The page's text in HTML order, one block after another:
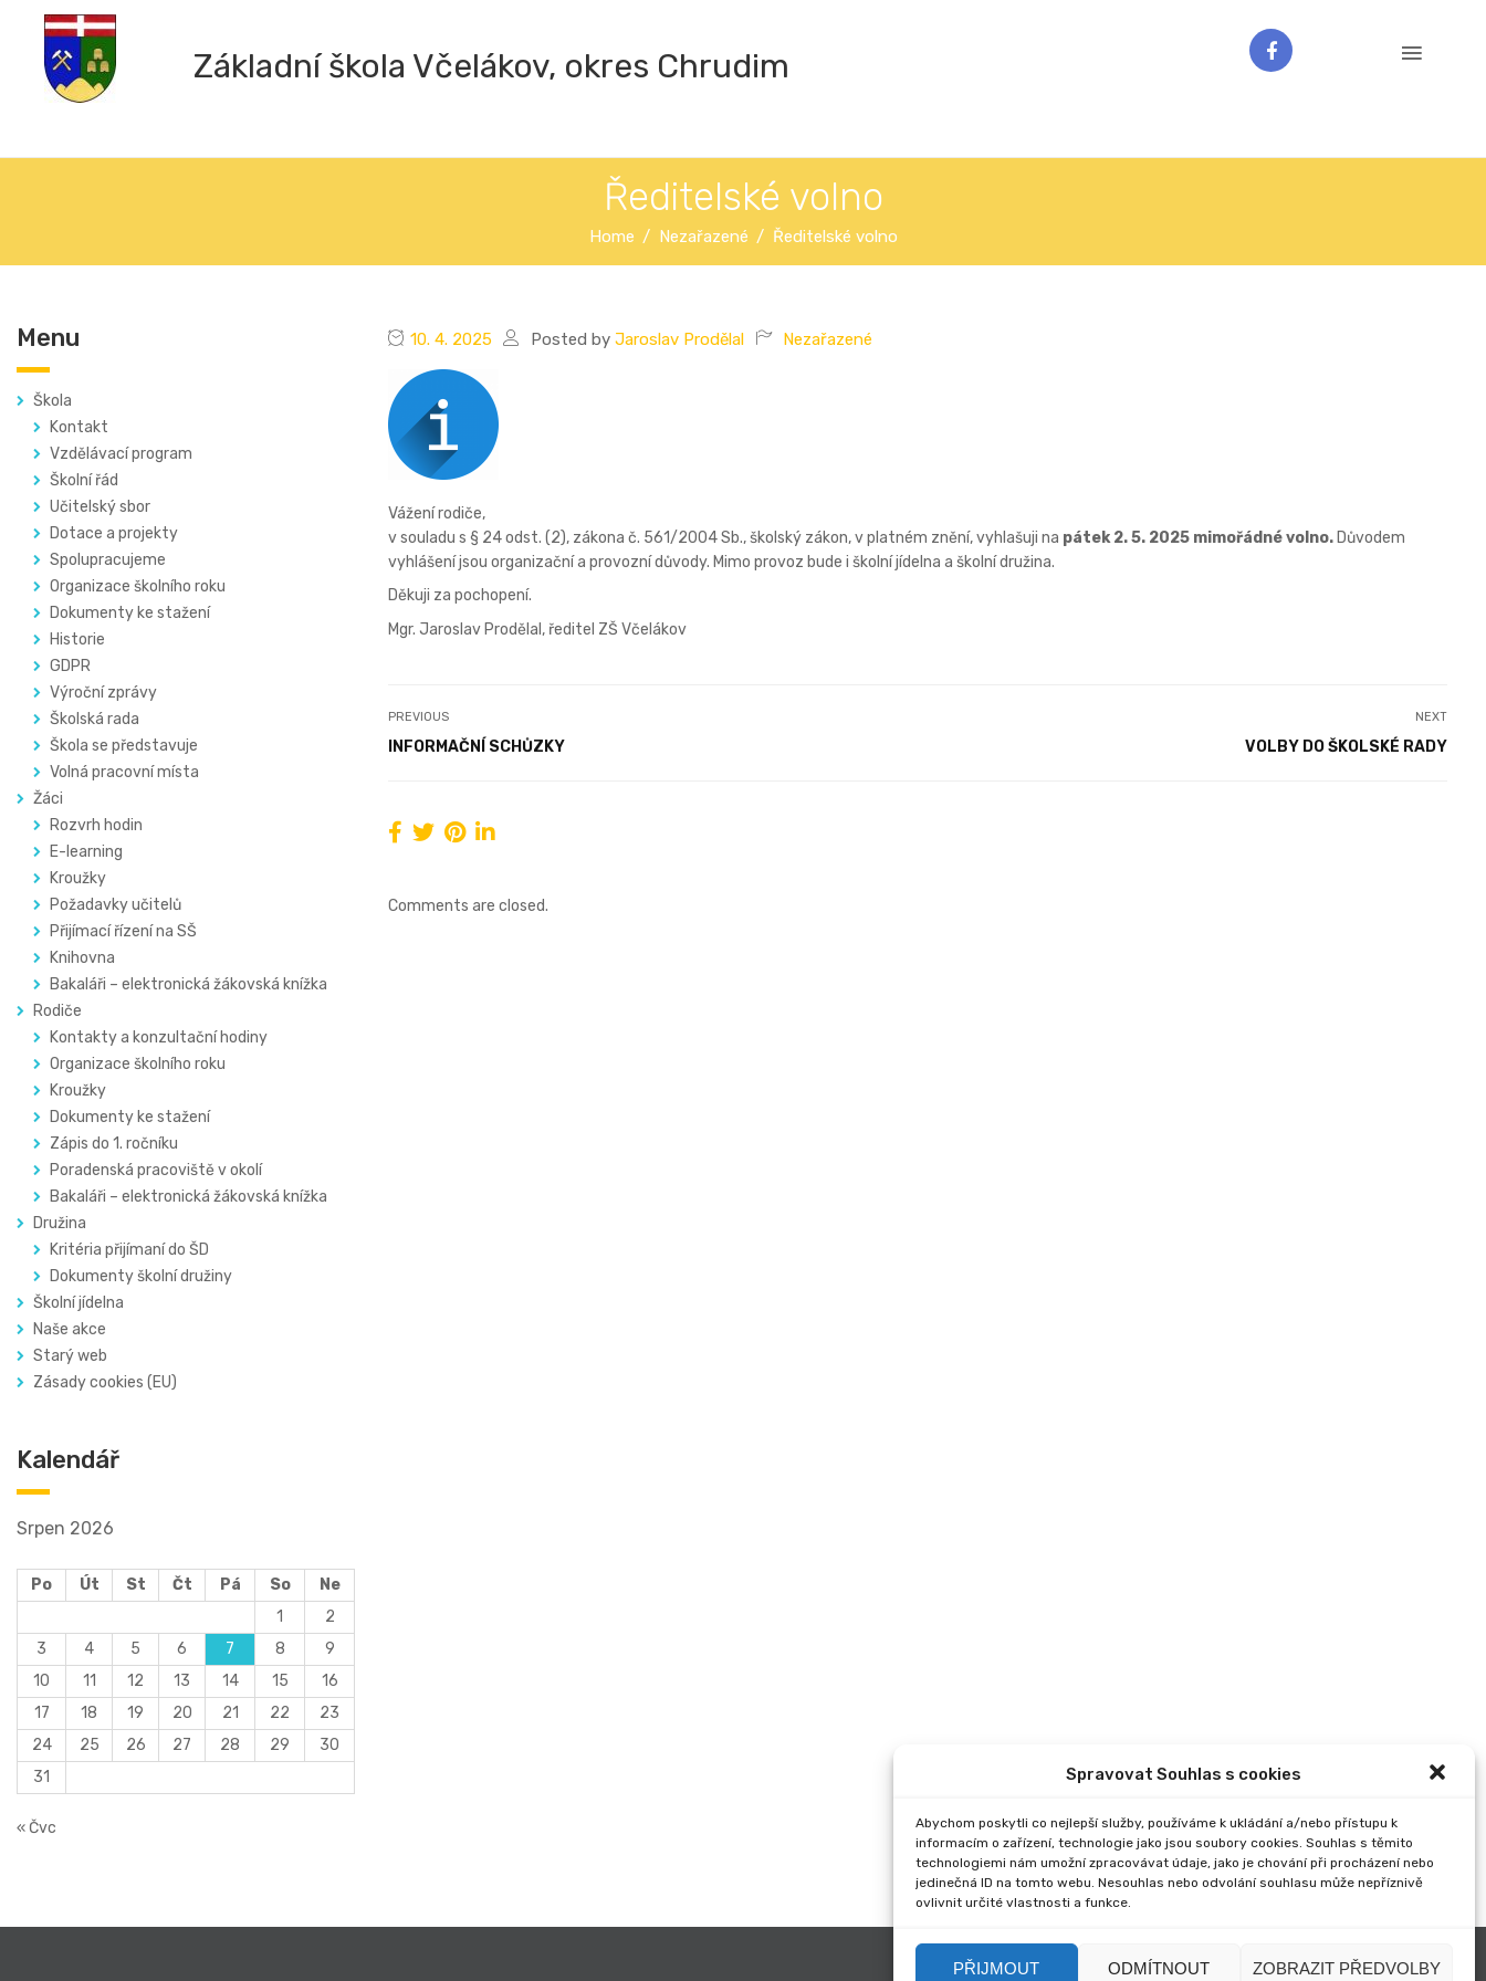
Spravovat Souhlas s cookies
Abychom poskytli co nejlepší služby, používáme k ukládání a/nebo přístupu k
informacím o zařízení, technologie jako jsou soubory cookies. Souhlas s těmito
technologiemi nám umožní zpracovávat údaje, jako je chování při procházení nebo
jedinečná ID na tomto webu. Nesouhlas nebo odvolání souhlasu může nepříznivě
ovlivnit určité vlastnosti a funkce.
PŘIJMOUT ODMÍTNOUT ZOBRAZIT PŘEDVOLBY
Základní škola Včelákov, okres Chrudim
Ředitelské volno
Home Nezařazené Ředitelské volno
Menu
Škola
Kontakt
Vzdělávací program
Školní řád
Učitelský sbor
Dotace a projekty
Spolupracujeme
Organizace školního roku
Dokumenty ke stažení
Historie
GDPR
Výroční zprávy
Školská rada
Škola se představuje
Volná pracovní místa
Žáci
Rozvrh hodin
E-learning
Kroužky
Požadavky učitelů
Přijímací řízení na SŠ
Knihovna
Bakaláři – elektronická žákovská knížka
Rodiče
Kontakty a konzultační hodiny
Organizace školního roku
Kroužky
Dokumenty ke stažení
Zápis do 1. ročníku
Poradenská pracoviště v okolí
Bakaláři – elektronická žákovská knížka
Družina
Kritéria přijímaní do ŠD
Dokumenty školní družiny
Školní jídelna
Naše akce
Starý web
Zásady cookies (EU)
Kalendář
Srpen 2026
Po Út St Čt Pá So
Ne
1
2
3
4 5 6 7 8
9
10
11 12 13 14 15
16
17
18 19 20 21 22
23
24
25 26 27 28 29
30
31
« Čvc
10. 4. 2025 Posted by Jaroslav Prodělal Nezařazené
Vážení rodiče,
v souladu s § 24 odst. (2), zákona č. 561/2004 Sb., školský zákon, v platném znění, vyhlašuji na pátek 2. 5. 2025 mimořádné volno. Důvodem
vyhlášení jsou organizační a provozní důvody. Mimo provoz bude i školní jídelna a školní družina.
Děkuji za pochopení.
Mgr. Jaroslav Prodělal, ředitel ZŠ Včelákov
PREVIOUS
INFORMAČNÍ SCHŮZKY
NEXT
VOLBY DO ŠKOLSKÉ RADY
Comments are closed.